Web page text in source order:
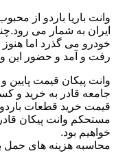
وانت باریا باردو از
ایران به شمار می
خودرو می گذرد اما
رفت و آمد و حضور این
وانت پیکان قیمت پایین
جامعه قادر به خرید و
قیمت خرید قطعات
مستحکم وانت پیکان
خواهیم بود.
محاسبه هزینه های حمل